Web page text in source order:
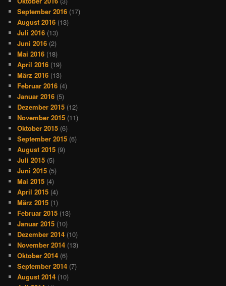
September 2016 (17)
August 2016 (13)
Juli 2016 (13)
Juni 2016 (2)
Mai 2016 (18)
April 2016 (19)
März 2016 (13)
Februar 2016 (4)
Januar 2016 (5)
Dezember 2015 (12)
November 2015 (11)
Oktober 2015 (6)
September 2015 (6)
August 2015 (9)
Juli 2015 (5)
Juni 2015 (5)
Mai 2015 (4)
April 2015 (4)
März 2015 (1)
Februar 2015 (13)
Januar 2015 (10)
Dezember 2014 (10)
November 2014 (13)
Oktober 2014 (6)
September 2014 (7)
August 2014 (10)